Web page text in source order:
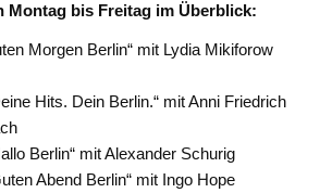
Montag bis Freitag im Überblick:
Morgen Berlin“ mit Lydia Mikiforow
Hits. Dein Berlin.“ mit Anni Friedrich
Berlin“ mit Alexander Schurig
Abend Berlin“ mit Ingo Hope